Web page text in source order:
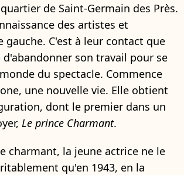
de Saint-Germain des Près.
des artistes et
gauche. C'est à leur contact que
d'abandonner son travail pour se
du spectacle. Commence
une nouvelle vie. Elle obtient
dont le premier dans un
Le prince Charmant.
charmant, la jeune actrice ne le
qu'en 1943, en la